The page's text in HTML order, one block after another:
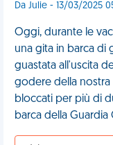
Da Julie - 13/03/2025
Oggi, durante le
una gita in barca di
guastata all'uscita
godere della nostra
bloccati per più di
barca della Guardia